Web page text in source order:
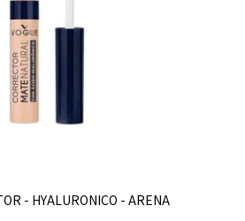
- HYALURONICO - ARENA